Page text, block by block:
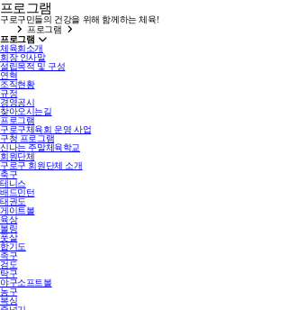
프로그램
구로구민들의 건강을 위해 함께하는 체육!
프로그램
프로그램
체육회소개
회장 인사말
설립목적 및 구성
연혁
조직현황
규정
경영공시
찾아오시는길
프로그램
구로구체육회 운영 사업
구청 프로그램
신나는 주말체육학교
회원단체
구로구 회원단체 소개
축구
테니스
배드민턴
태권도
게이트볼
육상
볼링
풋살
합기도
족구
검도
탁구
야구소프트볼
농구
복싱